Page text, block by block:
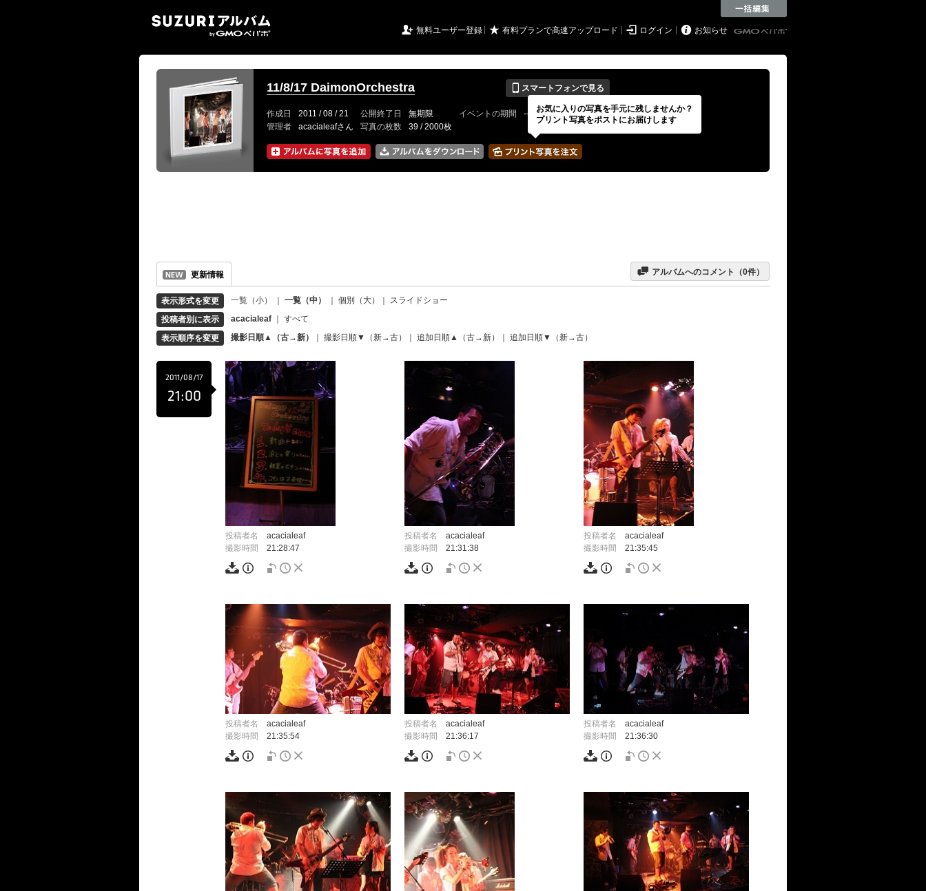
 無料ユーザー登録 ★ 有料プランで高速アップロード  ログイン  お知らせ
11/8/17 DaimonOrchestra 📱 スマートフォンで見る
作成日 2011 / 08 / 21 公開終了日 無期限 イベントの期間
---
管理者
acacialeafさん 写真の枚数 39 / 2000枚
更新情報  アルバムへのコメント（0件）
表示形式を変更 一覧（小） 一覧（中） 個別（大）
スライドショー
投稿者別に表示
acacialeaf
すべて
表示順序を変更
撮影日順▲（古→新） 撮影日順▼（新→古） 追加日順▲（古→新） 追加日順▼（新→古）
2011/08/17
21:00
投稿者名
acacialeaf
撮影時間
21:28:47
投稿者名
acacialeaf
撮影時間
21:31:38
投稿者名
acacialeaf
撮影時間
21:35:45
投稿者名
acacialeaf
撮影時間
21:35:54
投稿者名
acacialeaf
撮影時間
21:36:17
投稿者名
acacialeaf
撮影時間
21:36:30
お気に入りの写真を手元に残しませんか？
プリント写真をポストにお届けします